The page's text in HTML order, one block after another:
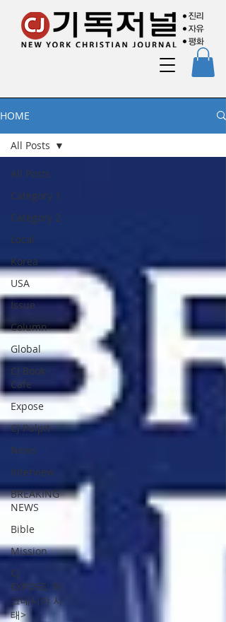
HOME
All Posts
Category 1
Category 2
Local
Korea
USA
Issue
Column
Global
CJ Book
Cafe
Expose
CJ Pulpit
News
Interview
BREAKING
NEWS
Bible
Mission
CJ
EXPOSE: 하
크네시야 사
태>
All Posts